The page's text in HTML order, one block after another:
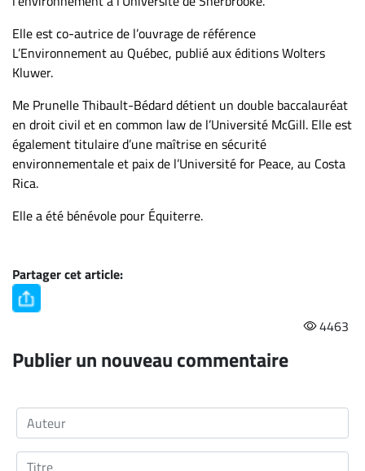
Elle est co-autrice de l’ouvrage de référence
L’Environnement au Québec, publié aux éditions Wolters
Kluwer.
Me Prunelle Thibault-Bédard détient un double baccalauréat
en droit civil et en common law de l’Université McGill. Elle est
également titulaire d’une maîtrise en sécurité
environnementale et paix de l’Université for Peace, au Costa
Rica.
Elle a été bénévole pour Équiterre.
Partager cet article:
4463
Publier un nouveau commentaire